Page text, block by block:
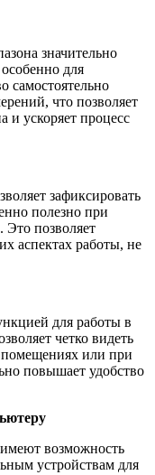
значительно
для
самостоятельно
что позволяет
и ускоряет процесс
зафиксировать
полезно при
Это позволяет
аспектах работы, не
для работы в
четко видеть
помещениях или при
повышает удобство
возможность
устройствам для